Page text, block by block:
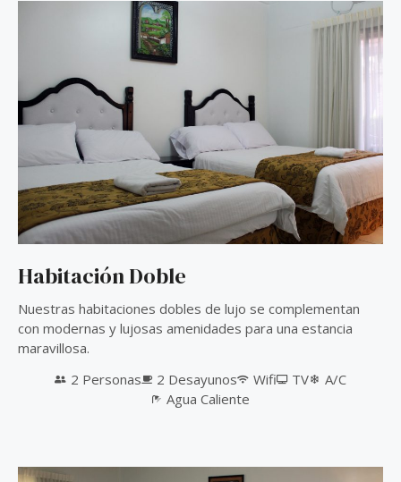
Habitación Doble
Nuestras habitaciones dobles de lujo se complementan
con modernas y lujosas amenidades para una estancia
maravillosa.
2 Personas
2 Desayunos Wifi TV
A/C
Agua Caliente